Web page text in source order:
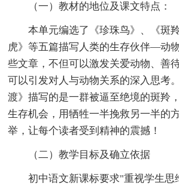
（一）教材的地位及课文特点：
本单元编选了《珍珠鸟》、《斑
虎》等五篇描写人类的生存伙伴—动
些文章，不但可以激发关爱动物、善
可以引发对人与动物关系的深入思考
渡》描写的是一群被逼至绝境的斑羚
生存机会，用牺牲一半挽救另一半的
举，让每个读者受到精神的震撼！
（二）教学目标及确立依据
初中语文新课标要求"重视学生思